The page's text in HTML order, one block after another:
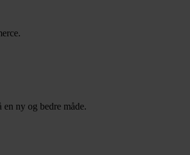
ny og bedre måde.